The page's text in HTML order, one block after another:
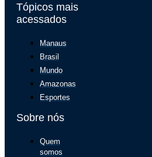
Tópicos mais
acessados
Manaus
Brasil
Mundo
Amazonas
Esportes
Sobre nós
Quem
somos